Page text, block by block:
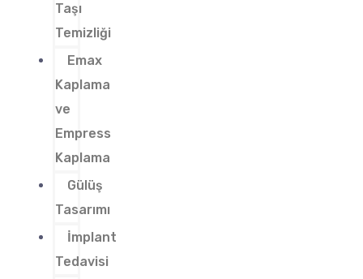
Taşı
Temizliği
Emax
Kaplama
ve
Empress
Kaplama
Gülüş
Tasarımı
İmplant
Tedavisi